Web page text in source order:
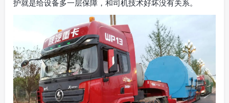
护就是给设备多一层保障，和司机技术好坏没有关系。